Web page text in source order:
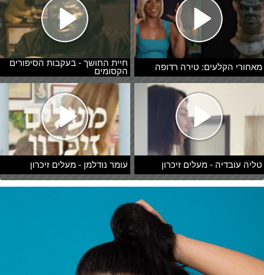
מאחורי הקלעים: טירה רדופה
חיית החושך - בעקבות הסיפורים
הקסומים
טליה עובדיה - מעלים זיכרון עומר נודלמן - מעלים זיכרון